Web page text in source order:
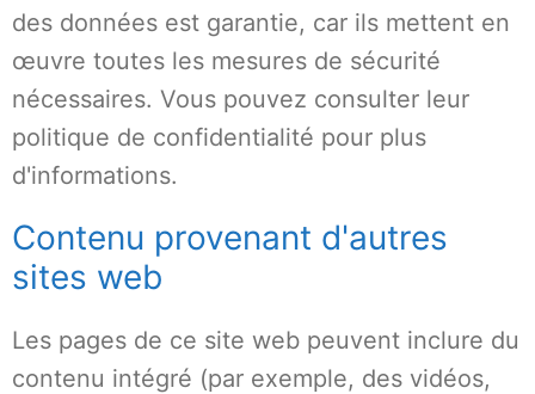
des données est garantie, car ils mettent en
œuvre toutes les mesures de sécurité
nécessaires. Vous pouvez consulter leur
politique de confidentialité pour plus
d'informations.
Contenu provenant d'autres
sites web
Les pages de ce site web peuvent inclure du
contenu intégré (par exemple, des vidéos,